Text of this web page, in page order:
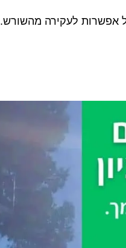
אפשרות לעקירה מהשורש.